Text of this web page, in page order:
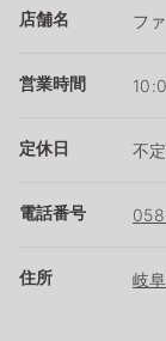
店舗名 フ
営業時間
定休日 不
電話番号
住所 岐